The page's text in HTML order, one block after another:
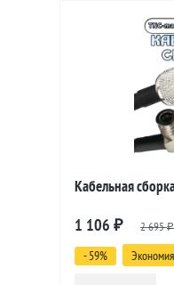
Кабельная
8 метров
1 106 ₽ 2 695₽
- 59%